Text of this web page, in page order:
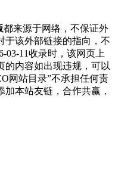
都来源于网络，不保证外
于该外部链接的指向，不
03-11收录时，该网页上
的内容如出现违规，可以
网站目录”不承担任何责
本站友链，合作共赢，